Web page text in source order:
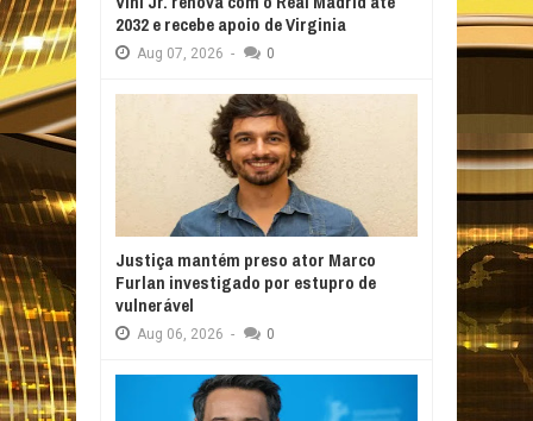
2032 e recebe apoio de Virginia
Aug 07, 2026 - 0
Justiça mantém preso ator Marco
Furlan investigado por estupro de
vulnerável
Aug 06, 2026 - 0